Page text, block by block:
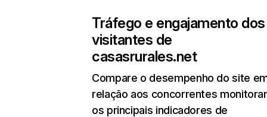
Tráfego e engajamento dos
visitantes de
casasrurales.net
Compare o desempenho do site
relação aos concorrentes
os principais indicadores de